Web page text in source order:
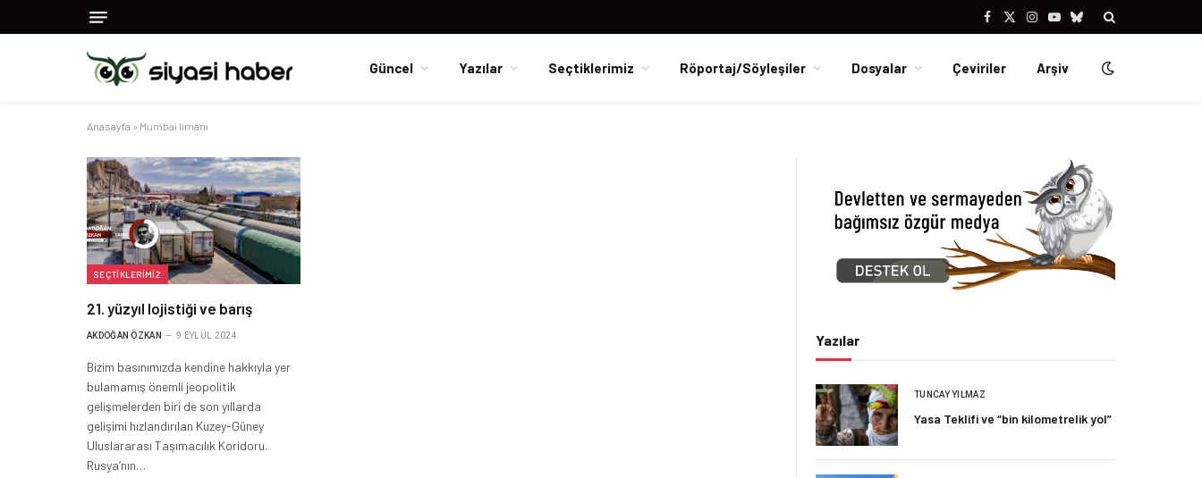
Facebook
X
Instagram
YouTubeBluesky
Güncel Yazılar Seçtiklerimiz Röportaj/Söyleşiler Dosyalar Çeviriler Arşiv
Anasayfa » Mumbai limanı
SEÇTIKLERIMIZ
21. yüzyıl lojistiği ve barış
AKDOĞAN ÖZKAN 9 EYLÜL 2024
Bizim basınımızda kendine hakkıyla yer
bulamamış önemli jeopolitik
gelişmelerden biri de son yıllarda
gelişimi hızlandırılan Kuzey-Güney
Uluslararası Taşımacılık Koridoru.
Rusya’nın…
Yazılar
TUNCAY YILMAZ
Yasa Teklifi ve “bin kilometrelik yol”